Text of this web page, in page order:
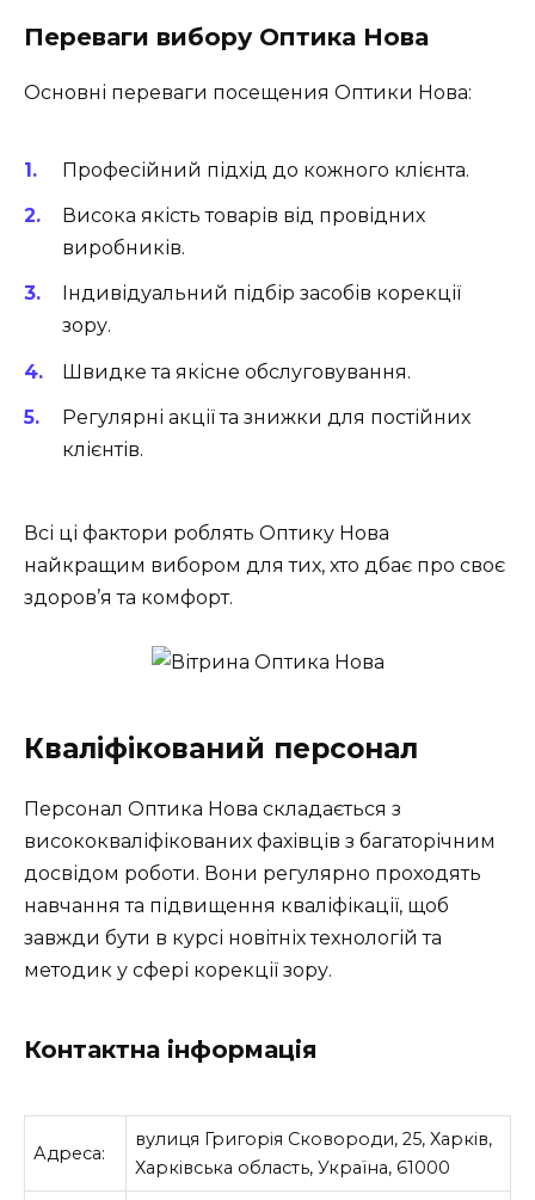
Переваги вибору Оптика Нова
Основні переваги посещения Оптики Нова:
Професійний підхід до кожного клієнта.
Висока якість товарів від провідних
виробників.
Індивідуальний підбір засобів корекції
зору.
Швидке та якісне обслуговування.
Регулярні акції та знижки для постійних
клієнтів.
Всі ці фактори роблять Оптику Нова
найкращим вибором для тих, хто дбає про своє
здоров’я та комфорт.
Кваліфікований персонал
Персонал Оптика Нова складається з
висококваліфікованих фахівців з багаторічним
досвідом роботи. Вони регулярно проходять
навчання та підвищення кваліфікації, щоб
завжди бути в курсі новітніх технологій та
методик у сфері корекції зору.
Контактна інформація
Адреса:
вулиця Григорія Сковороди, 25, Харків,
Харківська область, Україна, 61000